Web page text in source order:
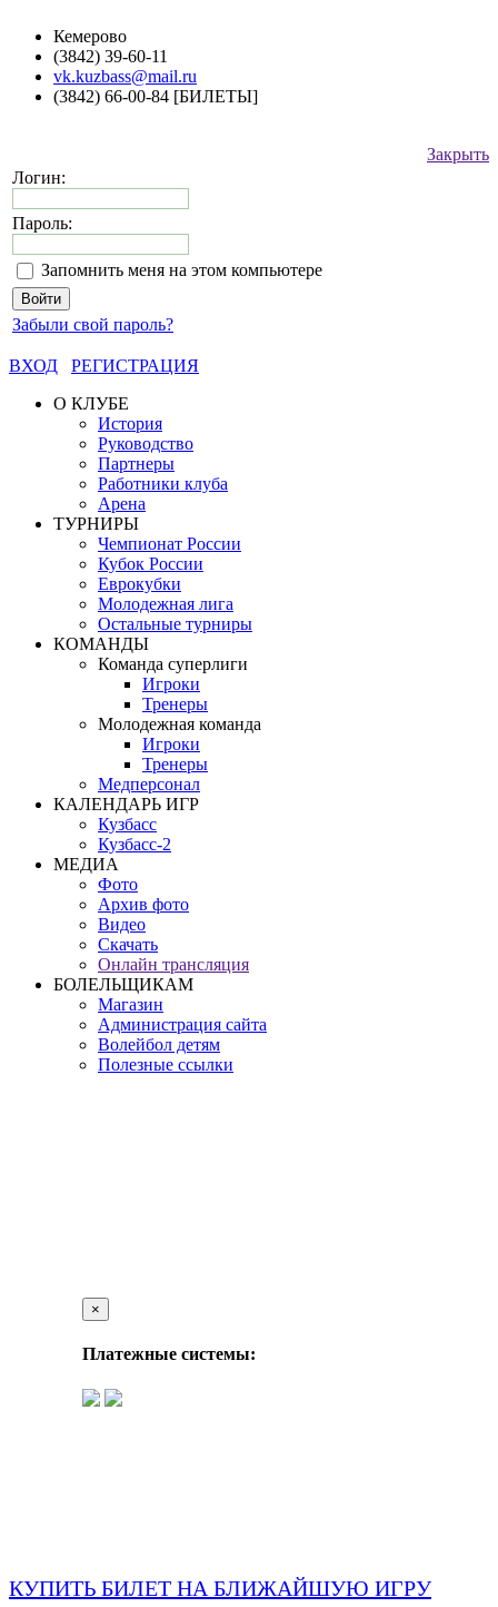
Кемерово
(3842) 39-60-11
vk.kuzbass@mail.ru
(3842) 66-00-84 [БИЛЕТЫ]
Закрыть
Логин:
Пароль:
Запомнить меня на этом компьютере
Забыли свой пароль?
ВХОД
РЕГИСТРАЦИЯ
О КЛУБЕ
История
Руководство
Партнеры
Работники клуба
Арена
ТУРНИРЫ
Чемпионат России
Кубок России
Еврокубки
Молодежная лига
Остальные турниры
КОМАНДЫ
Команда суперлиги
Игроки
Тренеры
Молодежная команда
Игроки
Тренеры
Медперсонал
КАЛЕНДАРЬ ИГР
Кузбасс
Кузбасс-2
МЕДИА
Фото
Архив фото
Видео
Скачать
Онлайн трансляция
БОЛЕЛЬЩИКАМ
Магазин
Администрация сайта
Волейбол детям
Полезные ссылки
×
Платежные системы:
КУПИТЬ БИЛЕТ НА БЛИЖАЙШУЮ ИГРУ